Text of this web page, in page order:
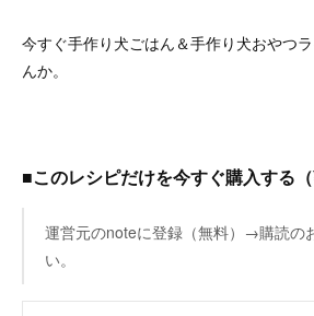
今すぐ手作り犬ごはん＆手作り犬おやつ
んか。
■このレシピだけを今すぐ購入する（
運営元のnoteに登録（無料）→購読の
い。